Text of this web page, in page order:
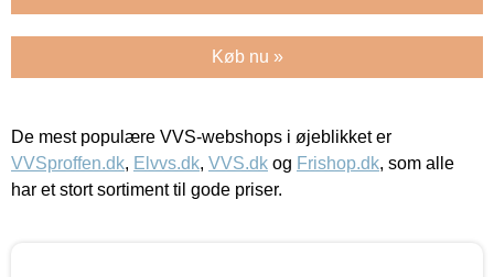
Køb nu »
De mest populære VVS-webshops i øjeblikket er
VVSproffen.dk, Elvvs.dk, VVS.dk og Frishop.dk, som alle
har et stort sortiment til gode priser.